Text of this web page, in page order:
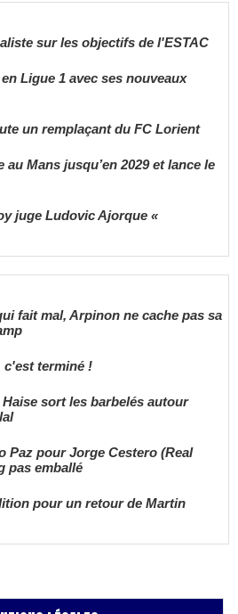
sur les objectifs de l'ESTAC
Ligue 1 avec ses nouveaux
un remplaçant du FC Lorient
Mans jusqu’en 2029 et lance le
juge Ludovic Ajorque «
fait mal, Arpinon ne cache pas sa
c'est terminé !
sort les barbelés autour
Paz pour Jorge Cestero (Real
pas emballé
pour un retour de Martin